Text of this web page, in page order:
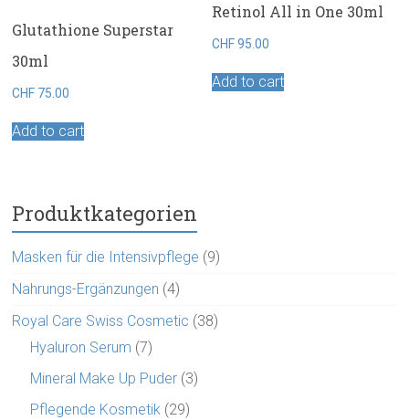
Glutathione Superstar
30ml
CHF 75.00
Add to cart
Retinol All in One 30ml
CHF95.00
Add to cart
Produktkategorien
Masken für die Intensivpflege (9)
Nahrungs-Ergänzungen (4)
Royal Care Swiss Cosmetic (38)
Hyaluron Serum (7)
Mineral Make Up Puder (3)
Pflegende Kosmetik (29)